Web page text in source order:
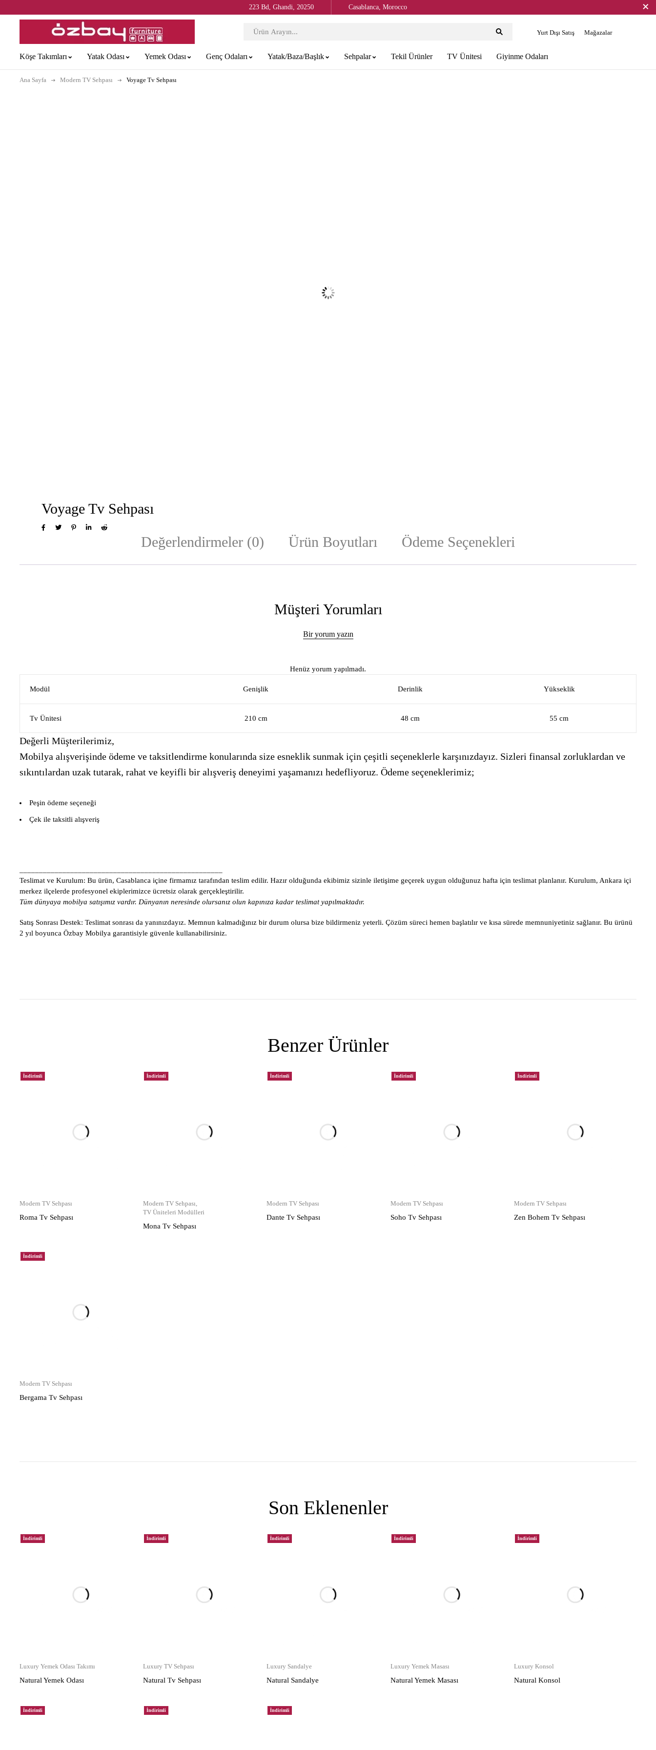
223 Bd, Ghandi, 20250 Casablanca, Morocco
Yurt Dışı Satış Mağazalar
Köşe Takımları Yatak Odası Yemek Odası Genç Odaları Yatak/Baza/Başlık Sehpalar Tekil Ürünler TV Ünitesi Giyinme Odaları
Ana Sayfa Modern TV Sehpası Voyage Tv Sehpası
Voyage Tv Sehpası
Değerlendirmeler (0) Ürün Boyutları Ödeme Seçenekleri
Müşteri Yorumları
Bir yorum yazın
Henüz yorum yapılmadı.
Modül Genişlik Derinlik Yükseklik
Tv Ünitesi 210 cm 48 cm 55 cm
Değerli Müşterilerimiz,
Mobilya alışverişinde ödeme ve taksitlendirme konularında size esneklik sunmak için çeşitli seçeneklerle karşınızdayız. Sizleri finansal zorluklardan ve
sıkıntılardan uzak tutarak, rahat ve keyifli bir alışveriş deneyimi yaşamanızı hedefliyoruz. Ödeme seçeneklerimiz;
Peşin ödeme seçeneği
Çek ile taksitli alışveriş
Teslimat ve Kurulum: Bu ürün, Casablanca içine firmamız tarafından teslim edilir. Hazır olduğunda ekibimiz sizinle iletişime geçerek uygun olduğunuz hafta için teslimat planlanır. Kurulum, Ankara içi
merkez ilçelerde profesyonel ekiplerimizce ücretsiz olarak gerçekleştirilir.
Tüm dünyaya mobilya satışımız vardır. Dünyanın neresinde olursanız olun kapınıza kadar teslimat yapılmaktadır.
Satış Sonrası Destek: Teslimat sonrası da yanınızdayız. Memnun kalmadığınız bir durum olursa bize bildirmeniz yeterli. Çözüm süreci hemen başlatılır ve kısa sürede memnuniyetiniz sağlanır. Bu ürünü
2 yıl boyunca Özbay Mobilya garantisiyle güvenle kullanabilirsiniz.
Benzer Ürünler
İndirimli
Modern TV Sehpası
Roma Tv Sehpası
İndirimli
Modern TV Sehpası,
TV Üniteleri Modülleri
Mona Tv Sehpası
İndirimli
Modern TV Sehpası
Dante Tv Sehpası
İndirimli
Modern TV Sehpası
Soho Tv Sehpası
İndirimli
Modern TV Sehpası
Zen Bohem Tv Sehpası
İndirimli
Modern TV Sehpası
Bergama Tv Sehpası
Son Eklenenler
İndirimli
Luxury Yemek Odası Takımı
Natural Yemek Odası
İndirimli
Luxury TV Sehpası
Natural Tv Sehpası
İndirimli
Luxury Sandalye
Natural Sandalye
İndirimli
Luxury Yemek Masası
Natural Yemek Masası
İndirimli
Luxury Konsol
Natural Konsol
İndirimli İndirimli İndirimli